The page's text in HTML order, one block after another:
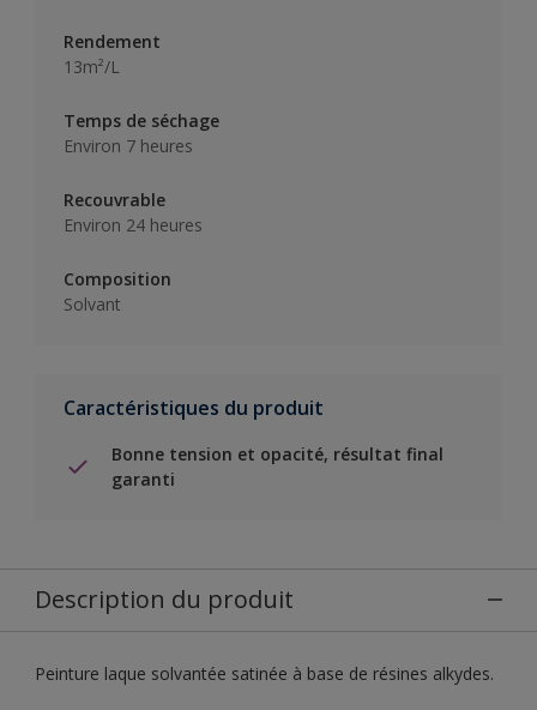
Rendement
13m²/L
Temps de séchage
Environ 7 heures
Recouvrable
Environ 24 heures
Composition
Solvant
Caractéristiques du produit
Bonne tension et opacité, résultat final
garanti
Description du produit
Peinture laque solvantée satinée à base de résines alkydes.